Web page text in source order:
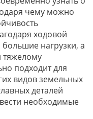
чему можно
ходовой
большие нагрузки, а
подходит для
видов земельных
деталей
необходимые